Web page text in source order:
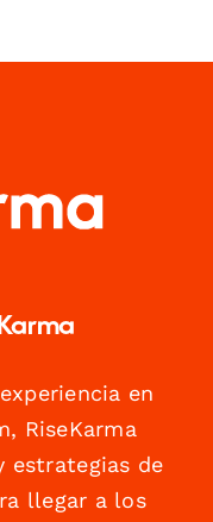
en
RiseKarma
estrategias de
llegar a los